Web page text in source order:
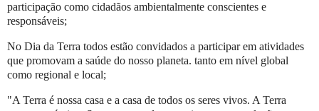
participação como cidadãos ambientalmente conscientes e
responsáveis;
No Dia da Terra todos estão convidados a participar em atividades
que promovam a saúde do nosso planeta. tanto em nível global
como regional e local;
"A Terra é nossa casa e a casa de todos os seres vivos. A Terra